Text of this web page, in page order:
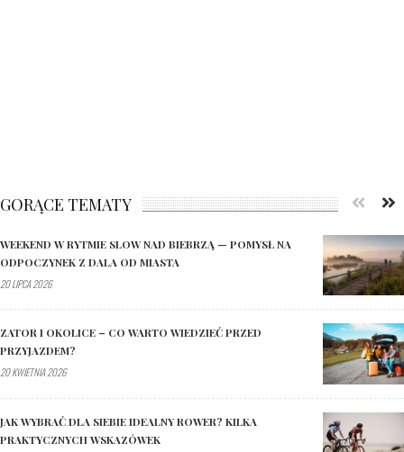
GORĄCE TEMATY
WEEKEND W RYTMIE SLOW NAD BIEBRZĄ — POMYSŁ NA
ODPOCZYNEK Z DALA OD MIASTA
20 LIPCA 2026
ZATOR I OKOLICE – CO WARTO WIEDZIEĆ PRZED
PRZYJAZDEM?
20 KWIETNIA 2026
JAK WYBRAĆ DLA SIEBIE IDEALNY ROWER? KILKA
PRAKTYCZNYCH WSKAZÓWEK